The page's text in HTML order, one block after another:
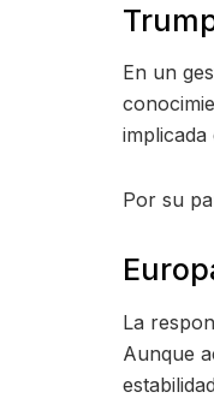
En un
Por su
La
Aunque